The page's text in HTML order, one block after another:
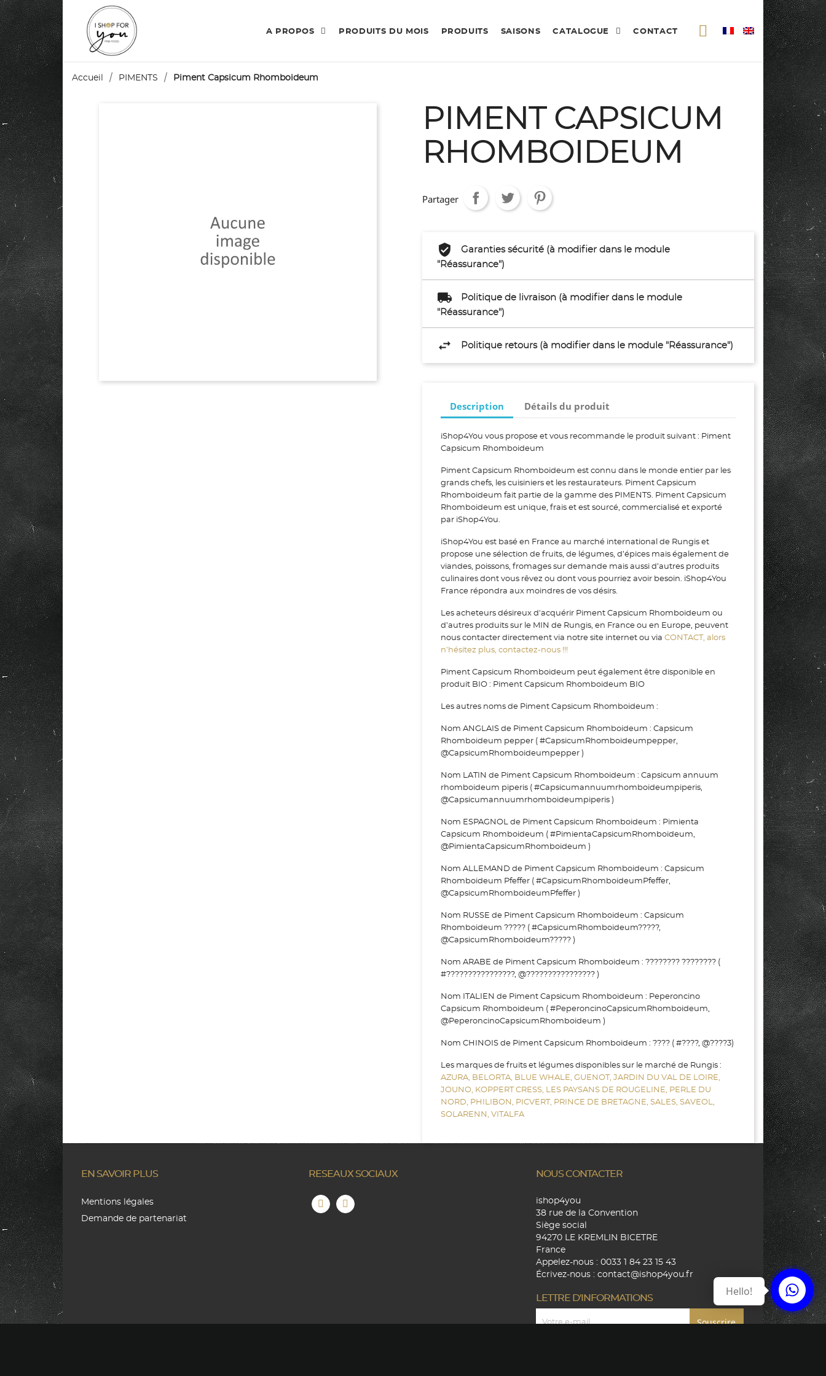
A PROPOS PRODUITS DU MOIS PRODUITS SAISONS CATALOGUE CONTACT
Accueil PIMENTS Piment Capsicum Rhomboideum
PIMENT CAPSICUM
RHOMBOIDEUM
Partager
Garanties sécurité (à modifier dans le module
"Réassurance")
Politique de livraison (à modifier dans le module
"Réassurance")
Politique retours (à modifier dans le module "Réassurance")
Description Détails du produit
iShop4You vous propose et vous recommande le produit suivant : Piment
Capsicum Rhomboideum
Piment Capsicum Rhomboideum est connu dans le monde entier par les
grands chefs, les cuisiniers et les restaurateurs. Piment Capsicum
Rhomboideum fait partie de la gamme des PIMENTS. Piment Capsicum
Rhomboideum est unique, frais et est sourcé, commercialisé et exporté
par iShop4You.
iShop4You est basé en France au marché international de Rungis et
propose une sélection de fruits, de légumes, d’épices mais également de
viandes, poissons, fromages sur demande mais aussi d’autres produits
culinaires dont vous rêvez ou dont vous pourriez avoir besoin. iShop4You
France répondra aux moindres de vos désirs.
Les acheteurs désireux d'acquérir Piment Capsicum Rhomboideum ou
d’autres produits sur le MIN de Rungis, en France ou en Europe, peuvent
nous contacter directement via notre site internet ou via CONTACT, alors
n’hésitez plus, contactez-nous !!!
Piment Capsicum Rhomboideum peut également être disponible en
produit BIO : Piment Capsicum Rhomboideum BIO
Les autres noms de Piment Capsicum Rhomboideum :
Nom ANGLAIS de Piment Capsicum Rhomboideum : Capsicum
Rhomboideum pepper ( #CapsicumRhomboideumpepper,
@CapsicumRhomboideumpepper )
Nom LATIN de Piment Capsicum Rhomboideum : Capsicum annuum
rhomboideum piperis ( #Capsicumannuumrhomboideumpiperis,
@Capsicumannuumrhomboideumpiperis )
Nom ESPAGNOL de Piment Capsicum Rhomboideum : Pimienta
Capsicum Rhomboideum ( #PimientaCapsicumRhomboideum,
@PimientaCapsicumRhomboideum )
Nom ALLEMAND de Piment Capsicum Rhomboideum : Capsicum
Rhomboideum Pfeffer ( #CapsicumRhomboideumPfeffer,
@CapsicumRhomboideumPfeffer )
Nom RUSSE de Piment Capsicum Rhomboideum : Capsicum
Rhomboideum ????? ( #CapsicumRhomboideum?????,
@CapsicumRhomboideum????? )
Nom ARABE de Piment Capsicum Rhomboideum : ???????? ???????? (
#????????????????, @???????????????? )
Nom ITALIEN de Piment Capsicum Rhomboideum : Peperoncino
Capsicum Rhomboideum ( #PeperoncinoCapsicumRhomboideum,
@PeperoncinoCapsicumRhomboideum )
Nom CHINOIS de Piment Capsicum Rhomboideum : ???? ( #????, @????3)
Les marques de fruits et légumes disponibles sur le marché de Rungis :
AZURA, BELORTA, BLUE WHALE, GUENOT, JARDIN DU VAL DE LOIRE,
JOUNO, KOPPERT CRESS, LES PAYSANS DE ROUGELINE, PERLE DU
NORD, PHILIBON, PICVERT, PRINCE DE BRETAGNE, SALES, SAVEOL,
SOLARENN, VITALFA
EN SAVOIR PLUS
Mentions légales
Demande de partenariat
RESEAUX SOCIAUX NOUS CONTACTER
ishop4you
38 rue de la Convention
Siège social
94270 LE KREMLIN BICETRE
France
Appelez-nous : 0033 1 84 23 15 43
Écrivez-nous : contact@ishop4you.fr
LETTRE D'INFORMATIONS Hello!